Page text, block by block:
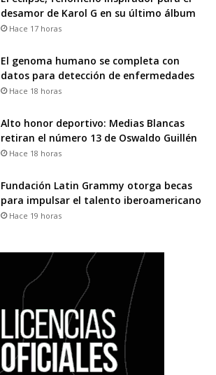
desamor de Karol G en su último álbum
Hace 17 horas
El genoma humano se completa con
datos para detección de enfermedades
Hace 18 horas
Alto honor deportivo: Medias Blancas
retiran el número 13 de Oswaldo Guillén
Hace 18 horas
Fundación Latin Grammy otorga becas
para impulsar el talento iberoamericano
Hace 19 horas